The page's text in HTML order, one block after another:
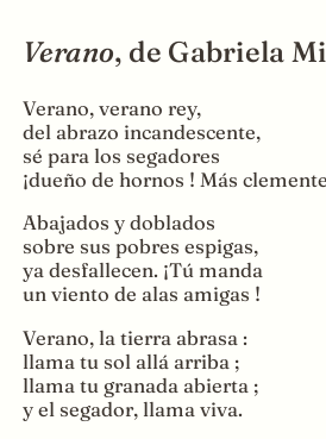
Verano, de Gabriela
Verano, verano rey,
del abrazo incandescente,
sé para los segadores
¡dueño de hornos ! Más
Abajados y doblados
sobre sus pobres espigas,
ya desfallecen. ¡Tú manda
un viento de alas amigas !
Verano, la tierra abrasa :
llama tu sol allá arriba ;
llama tu granada abierta ;
y el segador, llama viva.